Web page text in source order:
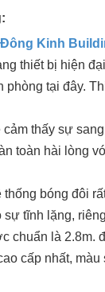
Kinh
thiết bị hiện
phòng tại đây.
thấy sự
toàn hài lòng
bóng đôi
tĩnh lặng,
chuẩn là 2.8m.
cấp nhất,